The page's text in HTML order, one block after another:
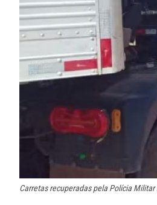
Carretas recuperadas pela Polícia